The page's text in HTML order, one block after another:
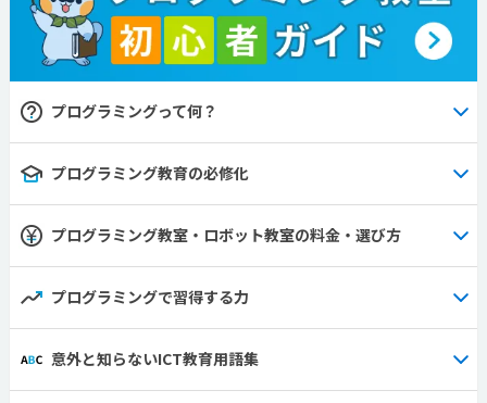
プログラミングって何？
プログラミング教育の必修化
プログラミング教室・ロボット教室の料金・選び方
プログラミングで習得する力
意外と知らないICT教育用語集